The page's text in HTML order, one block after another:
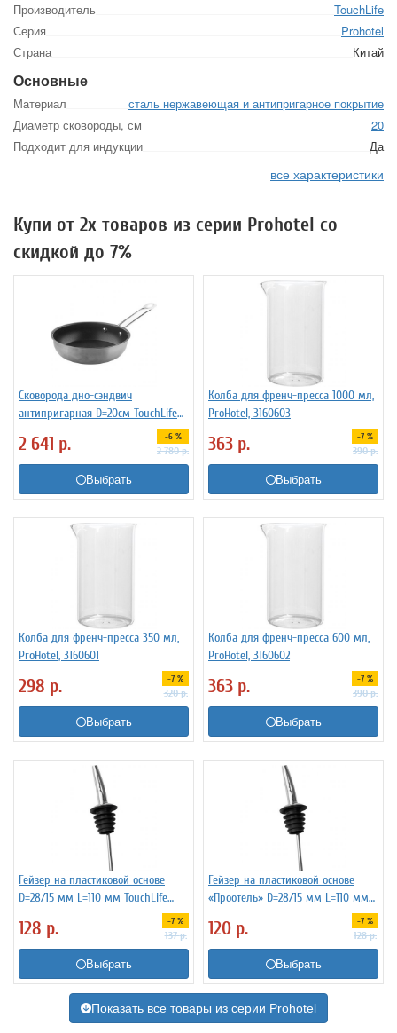
Производитель
TouchLife
Серия
Prohotel
Страна
Китай
Основные
Материал
сталь нержавеющая и антипригарное покрытие
Диаметр сковороды, см
20
Подходит для индукции
Да
все характеристики
Купи от 2х товаров из серии Prohotel со
скидкой до 7%
Сковорода дно-сэндвич
антипригарная D=20см TouchLife
2 641 р. -6 %
2 780р.
Выбрать
Колба для френч-пресса 1000 мл,
ProHotel, 3160603
363 р. -7 %
390р.
Выбрать
Колба для френч-пресса 350 мл,
ProHotel, 3160601
298 р. -7 %
320р.
Выбрать
Колба для френч-пресса 600 мл,
ProHotel, 3160602
363 р. -7 %
390р.
Выбрать
Гейзер на пластиковой основе
D=28/15 мм L=110 мм TouchLife
128 р. -7 %
137р.
Выбрать
Гейзер на пластиковой основе
«Проотель» D=28/15 мм L=110 мм
120 р. -7 %
128р.
Выбрать
Показать все товары из серии Prohotel